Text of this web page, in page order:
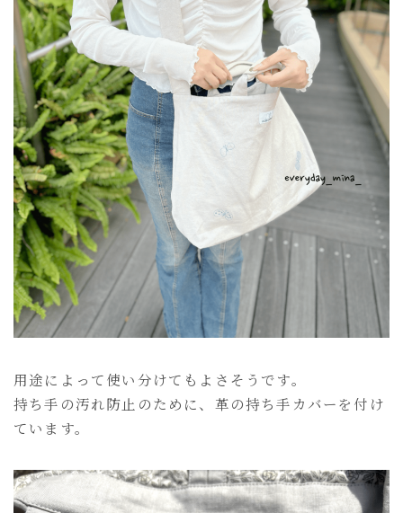
用途によって使い分けてもよさそうです。
持ち手の汚れ防止のために、革の持ち手カバーを付け
ています。